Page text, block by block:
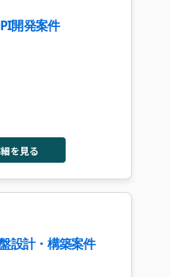
開発案件
を見る
設計・構築案件